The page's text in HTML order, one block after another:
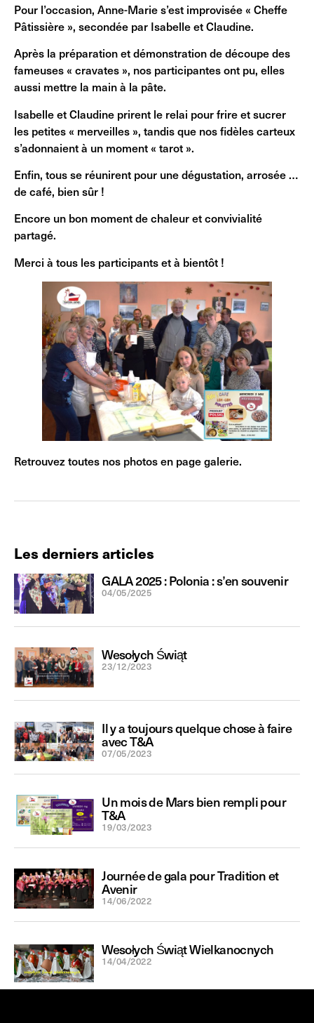
Pour l’occasion, Anne-Marie s’est improvisée « Cheffe
Pâtissière », secondée par Isabelle et Claudine.
Après la préparation et démonstration de découpe des
fameuses « cravates », nos participantes ont pu, elles
aussi mettre la main à la pâte.
Isabelle et Claudine prirent le relai pour frire et sucrer
les petites « merveilles », tandis que nos fidèles carteux
s’adonnaient à un moment « tarot ».
Enfin, tous se réunirent pour une dégustation, arrosée …
de café, bien sûr !
Encore un bon moment de chaleur et convivialité
partagé.
Merci à tous les participants et à bientôt !
Retrouvez toutes nos photos en page galerie.
Les derniers articles
GALA 2025 : Polonia : s’en souvenir
04/05/2025
Wesołych Świąt
23/12/2023
Il y a toujours quelque chose à faire
avec T&A
07/05/2023
Un mois de Mars bien rempli pour
T&A
19/03/2023
Journée de gala pour Tradition et
Avenir
14/06/2022
Wesołych Świąt Wielkanocnych
14/04/2022